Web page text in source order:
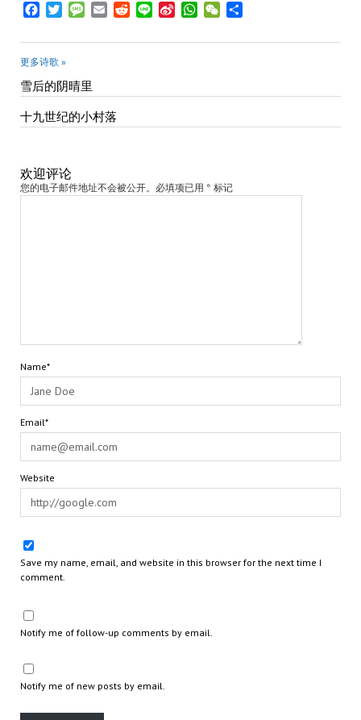
Facebook
TwitterMessageEmailRedditLine Sina WhatsApp
WeChat
更多诗歌 »
雪后的阴晴里
十九世纪的小村落
欢迎评论
您的电子邮件地址不会被公开。必填项已用 * 标记
Name*
Email*
Website
Save my name, email, and website in this browser for the next time I
comment.
Notify me of follow-up comments by email.
Notify me of new posts by email.